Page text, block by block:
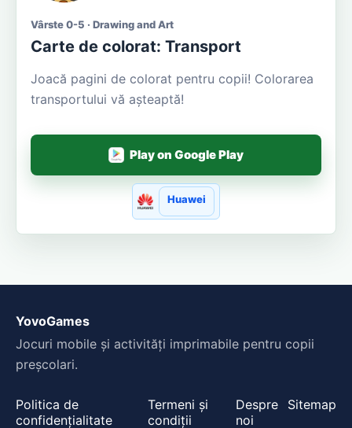
Vârste 0-5 · Drawing and Art
Carte de colorat: Transport
Joacă pagini de colorat pentru copii! Colorarea
transportului vă așteaptă!
Play on Google Play
Huawei
YovoGames
Jocuri mobile și activități imprimabile pentru copii
preșcolari.
Politica de
confidențialitate
Termeni și
condiții
Despre
noi
Sitemap